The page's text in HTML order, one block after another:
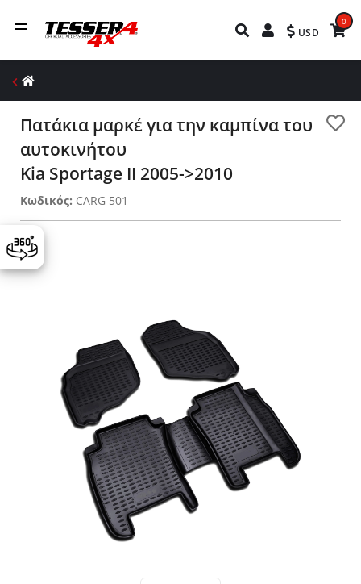
USD
0
Πατάκια μαρκέ για την καμπίνα του
αυτοκινήτου
Kia Sportage II 2005->2010
Κωδικός: CARG 501